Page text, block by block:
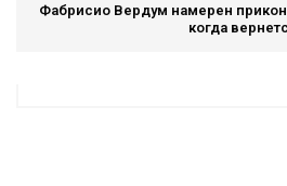
Фабрисио Вердум намерен
когда